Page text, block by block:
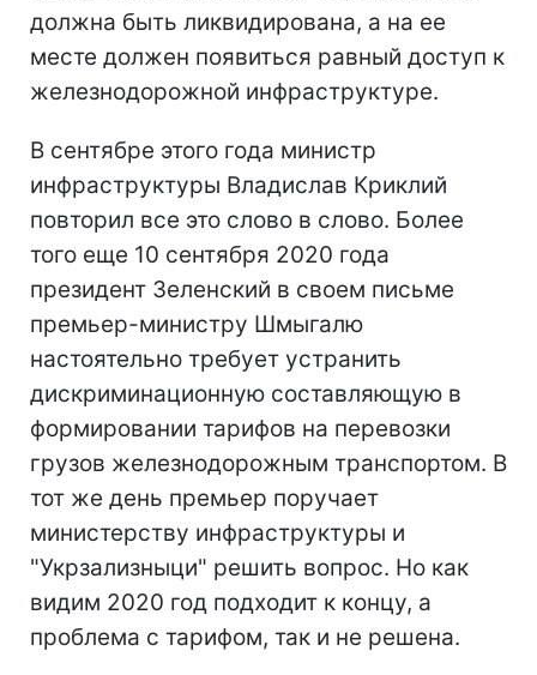
должна быть ликвидирована, а на ее
месте должен появиться равный доступ к
железнодорожной инфраструктуре.
В сентябре этого года министр
инфраструктуры Владислав Криклий
повторил все это слово в слово. Более
того еще 10 сентября 2020 года
президент Зеленский в своем письме
премьер-министру Шмыгалю
настоятельно требует устранить
дискриминационную составляющую в
формировании тарифов на перевозки
грузов железнодорожным транспортом. В
тот же день премьер поручает
министерству инфраструктуры и
"Укрзализныци" решить вопрос. Но как
видим 2020 год подходит к концу, а
проблема с тарифом, так и не решена.